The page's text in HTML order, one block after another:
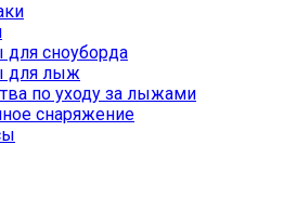
для сноуборда
для лыж
по уходу за лыжами
снаряжение